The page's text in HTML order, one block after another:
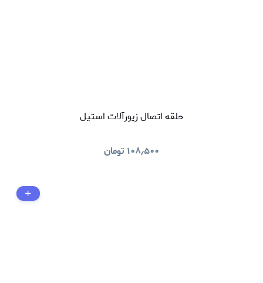
حلقه اتصال زیورآلات استیل
۱۰۸٫۵۰۰ تومان